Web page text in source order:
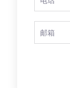
Email